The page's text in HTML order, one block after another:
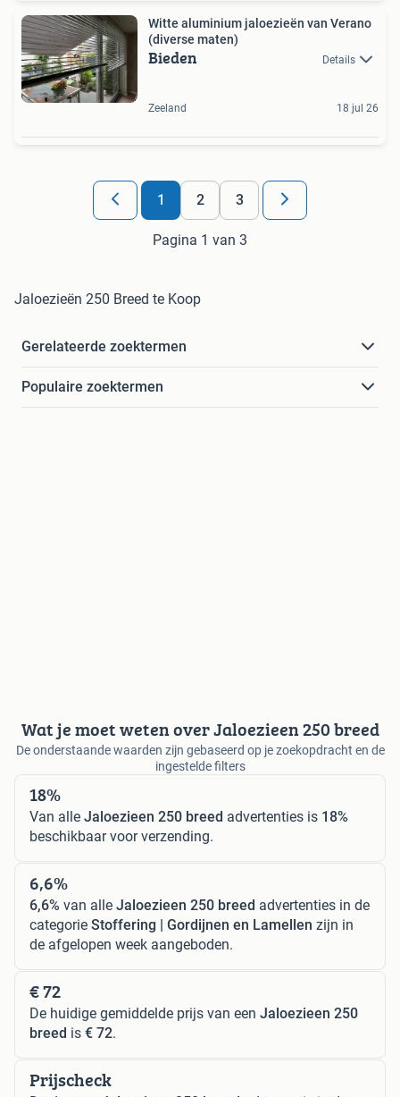
Witte aluminium jaloezieën van Verano
(diverse maten)
Bieden Details
Zeeland 18 jul 26
1 2 3
Pagina 1 van 3
Jaloezieën 250 Breed te Koop
Gerelateerde zoektermen
Populaire zoektermen
Wat je moet weten over Jaloezieen 250 breed
De onderstaande waarden zijn gebaseerd op je zoekopdracht en de
ingestelde filters
18%
Van alle Jaloezieen 250 breed advertenties is 18%
beschikbaar voor verzending.
6,6%
6,6% van alle Jaloezieen 250 breed advertenties in de
categorie Stoffering | Gordijnen en Lamellen zijn in
de afgelopen week aangeboden.
€ 72
De huidige gemiddelde prijs van een Jaloezieen 250
breed is € 72.
Prijscheck